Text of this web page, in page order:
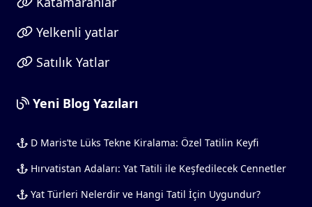
Yelkenli yatlar
Satılık Yatlar
Yeni Blog Yazıları
D Maris’te Lüks Tekne Kiralama: Özel Tatilin Keyfi
Hırvatistan Adaları: Yat Tatili ile Keşfedilecek Cennetler
Yat Türleri Nelerdir ve Hangi Tatil İçin Uygundur?